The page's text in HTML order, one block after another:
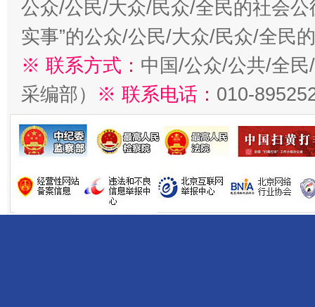
公众/公民/大众/民众/全民的社会公
实事”的公众/公民/大众/民众/全民
※ 联系方式： 中国/公众/公共/全
采编部） ※ 联系电话： 010-